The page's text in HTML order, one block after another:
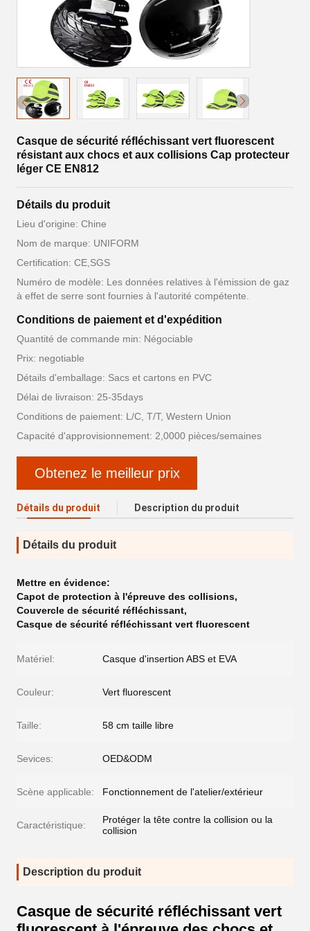
Casque de sécurité réfléchissant vert fluorescent
résistant aux chocs et aux collisions Cap protecteur
léger CE EN812
Détails du produit
Lieu d'origine: Chine
Nom de marque: UNIFORM
Certification: CE,SGS
Numéro de modèle: Les données relatives à l'émission de gaz
à effet de serre sont fournies à l'autorité compétente.
Conditions de paiement et d'expédition
Quantité de commande min: Négociable
Prix: negotiable
Détails d'emballage: Sacs et cartons en PVC
Délai de livraison: 25-35days
Conditions de paiement: L/C, T/T, Western Union
Capacité d'approvisionnement: 2,0000 pièces/semaines
Obtenez le meilleur prix
Détails du produit Description du produit
Détails du produit
Mettre en évidence:
Capot de protection à l'épreuve des collisions,
Couvercle de sécurité réfléchissant,
Casque de sécurité réfléchissant vert fluorescent
Matériel: Casque d'insertion ABS et EVA
Couleur: Vert fluorescent
Taille: 58 cm taille libre
Sevices: OED&ODM
Scène applicable: Fonctionnement de l'atelier/extérieur
Caractéristique:
Protéger la tête contre la collision ou la
collision
Description du produit
Casque de sécurité réfléchissant vert